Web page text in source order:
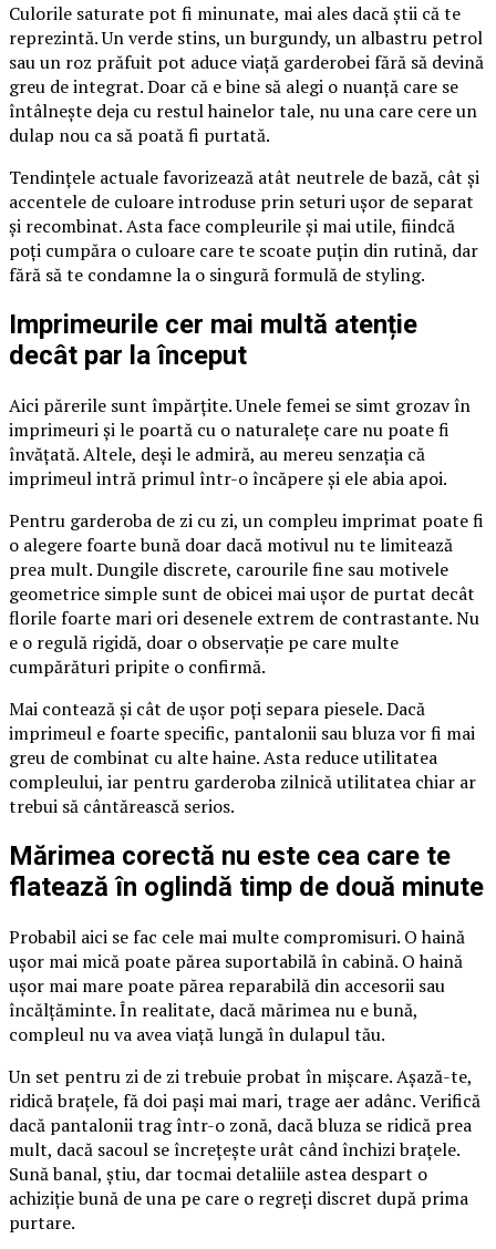
Culorile saturate pot fi minunate, mai ales dacă știi că te
reprezintă. Un verde stins, un burgundy, un albastru petrol
sau un roz prăfuit pot aduce viață garderobei fără să devină
greu de integrat. Doar că e bine să alegi o nuanță care se
întâlnește deja cu restul hainelor tale, nu una care cere un
dulap nou ca să poată fi purtată.
Tendințele actuale favorizează atât neutrele de bază, cât și
accentele de culoare introduse prin seturi ușor de separat
și recombinat. Asta face compleurile și mai utile, fiindcă
poți cumpăra o culoare care te scoate puțin din rutină, dar
fără să te condamne la o singură formulă de styling.
Imprimeurile cer mai multă atenție
decât par la început
Aici părerile sunt împărțite. Unele femei se simt grozav în
imprimeuri și le poartă cu o naturalețe care nu poate fi
învățată. Altele, deși le admiră, au mereu senzația că
imprimeul intră primul într-o încăpere și ele abia apoi.
Pentru garderoba de zi cu zi, un compleu imprimat poate fi
o alegere foarte bună doar dacă motivul nu te limitează
prea mult. Dungile discrete, carourile fine sau motivele
geometrice simple sunt de obicei mai ușor de purtat decât
florile foarte mari ori desenele extrem de contrastante. Nu
e o regulă rigidă, doar o observație pe care multe
cumpărături pripite o confirmă.
Mai contează și cât de ușor poți separa piesele. Dacă
imprimeul e foarte specific, pantalonii sau bluza vor fi mai
greu de combinat cu alte haine. Asta reduce utilitatea
compleului, iar pentru garderoba zilnică utilitatea chiar ar
trebui să cântărească serios.
Mărimea corectă nu este cea care te
flatează în oglindă timp de două minute
Probabil aici se fac cele mai multe compromisuri. O haină
ușor mai mică poate părea suportabilă în cabină. O haină
ușor mai mare poate părea reparabilă din accesorii sau
încălțăminte. În realitate, dacă mărimea nu e bună,
compleul nu va avea viață lungă în dulapul tău.
Un set pentru zi de zi trebuie probat în mișcare. Așază-te,
ridică brațele, fă doi pași mai mari, trage aer adânc. Verifică
dacă pantalonii trag într-o zonă, dacă bluza se ridică prea
mult, dacă sacoul se încrețește urât când închizi brațele.
Sună banal, știu, dar tocmai detaliile astea despart o
achiziție bună de una pe care o regreți discret după prima
purtare.